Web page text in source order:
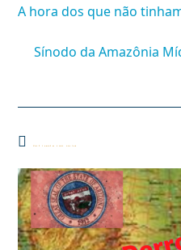
artigos
A hora dos que não
Sínodo da Amazônia